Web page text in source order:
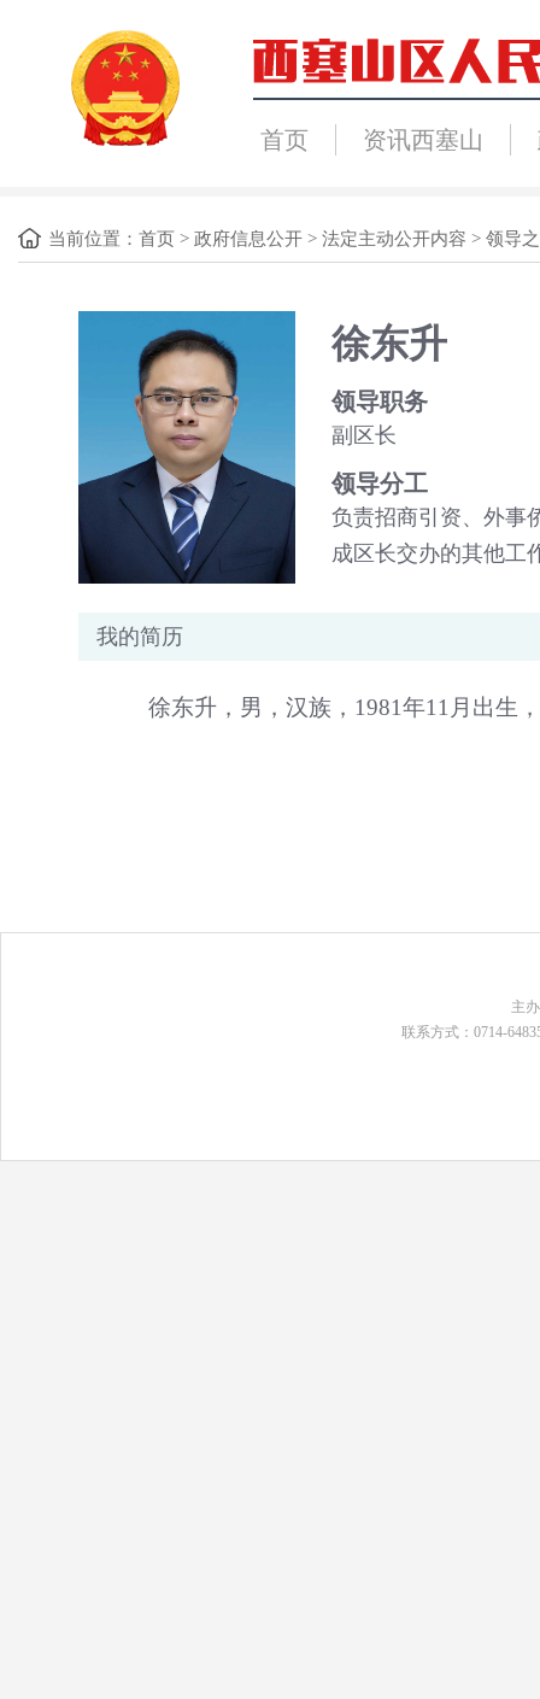
首页 资讯西塞山
当前位置： 首页 > 政府信息公开 > 法定主动公开内容 > 领导
徐东升
领导职务
副区长
领导分工
负责招商引资、外事
成区长交办的其他工
我的简历
徐东升，男，汉族，1981年11月出生
主
联系方式：0714-